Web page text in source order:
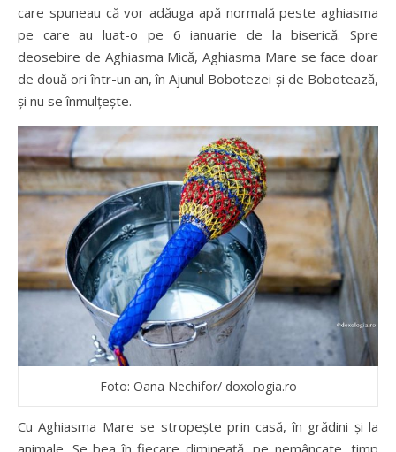
care spuneau că vor adăuga apă normală peste aghiasma
pe care au luat-o pe 6 ianuarie de la biserică. Spre
deosebire de Aghiasma Mică, Aghiasma Mare se face doar
de două ori într-un an, în Ajunul Bobotezei şi de Bobotează,
şi nu se înmulţeşte.
Foto: Oana Nechifor/ doxologia.ro
Cu Aghiasma Mare se stropeşte prin casă, în grădini şi la
animale. Se bea în fiecare dimineaţă, pe nemâncate, timp